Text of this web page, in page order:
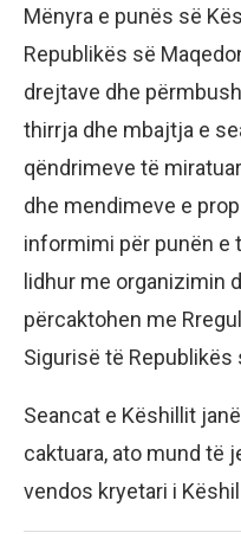
Mënyra e punës së
Republikës së
drejtave dhe
thirrja dhe mbajtja e
qëndrimeve të
dhe mendimeve e
informimi për punën e
lidhur me organizimin
përcaktohen me
Sigurisë të
Seancat e Këshillit
caktuara, ato mund të
vendos kryetari i